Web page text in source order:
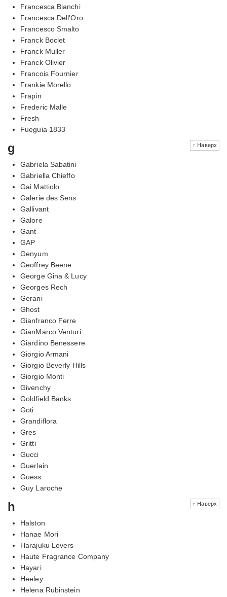
Francesca Bianchi
Francesca Dell'Oro
Francesco Smalto
Franck Boclet
Franck Muller
Franck Olivier
Francois Fournier
Frankie Morello
Frapin
Frederic Malle
Fresh
Fueguia 1833
↑ Наверх
g
Gabriela Sabatini
Gabriella Chieffo
Gai Mattiolo
Galerie des Sens
Gallivant
Galore
Gant
GAP
Genyum
Geoffrey Beene
George Gina & Lucy
Georges Rech
Gerani
Ghost
Gianfranco Ferre
GianMarco Venturi
Giardino Benessere
Giorgio Armani
Giorgio Beverly Hills
Giorgio Monti
Givenchy
Goldfield Banks
Goti
Grandiflora
Gres
Gritti
Gucci
Guerlain
Guess
Guy Laroche
↑ Наверх
h
Halston
Hanae Mori
Harajuku Lovers
Haute Fragrance Company
Hayari
Heeley
Helena Rubinstein